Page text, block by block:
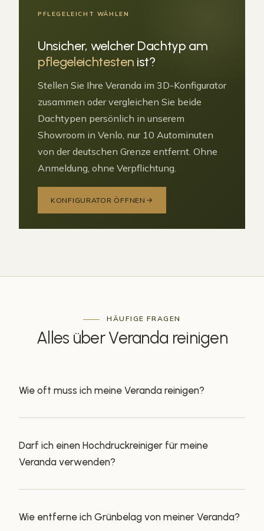
PFLEGELEICHT WÄHLEN
Unsicher, welcher Dachtyp am
pflegeleichtesten ist?
Stellen Sie Ihre Veranda im 3D-Konfigurator
zusammen oder vergleichen Sie beide
Dachtypen persönlich in unserem
Showroom in Venlo, nur 10 Autominuten
von der deutschen Grenze entfernt. Ohne
Anmeldung, ohne Verpflichtung.
KONFIGURATOR ÖFFNEN
HÄUFIGE FRAGEN
Alles überVeranda reinigen
Wie oft muss ich meine Veranda reinigen?
Darf ich einen Hochdruckreiniger für meine
Veranda verwenden?
Wie entferne ich Grünbelag von meiner Veranda?